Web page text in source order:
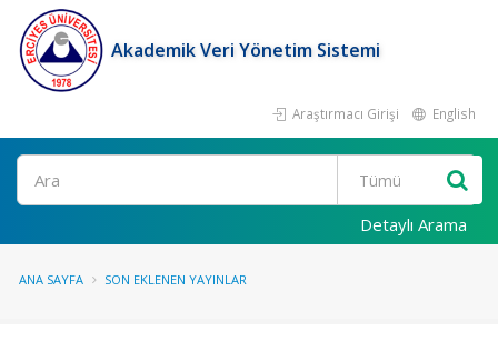
Akademik Veri Yönetim Sistemi
Araştırmacı Girişi English
Ara
Detaylı Arama
ANA SAYFA SON EKLENEN YAYINLAR